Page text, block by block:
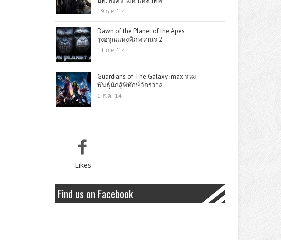
19 ธ.ค. '14
Dawn of the Planet of the Apes
รุ่งอรุณแห่งพิภพวานร 2
11 ก.ค. '14
Guardians of The Galaxy imax รวม
พันธุ์นักสู้พิทักษ์จักรวาล
1 ส.ค. '14
Likes
Find us on Facebook